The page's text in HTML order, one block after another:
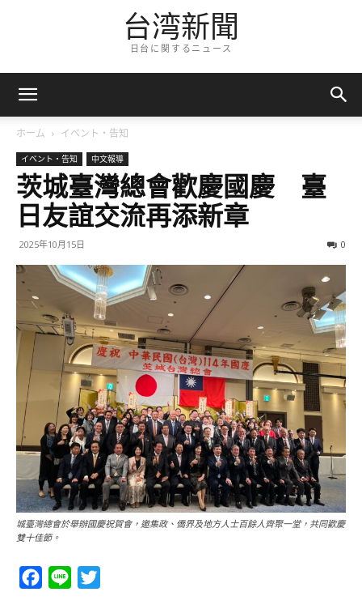
台湾新聞
日台に関するニュース
ホーム イベント・告知
イベント・告知 中文報導
茨城臺灣總會歡慶國慶 臺
日友誼交流再添新章
2025年10月15日 0
城臺灣總會於舉辦國慶祝賀會，邀集政、僑界及地方人士百餘人齊聚一堂，共同歡慶
雙十佳節。
Facebook
Line